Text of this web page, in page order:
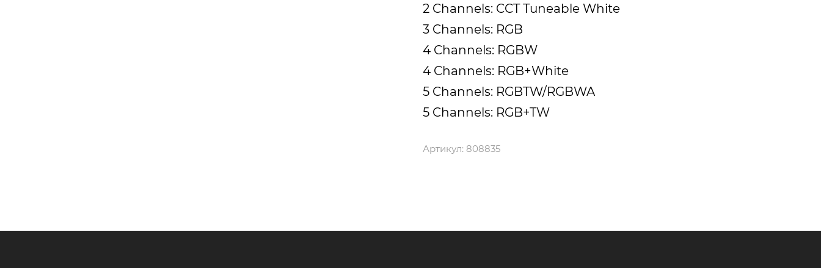
2 Channels: CCT Tuneable White
3 Channels: RGB
4 Channels: RGBW
4 Channels: RGB+White
5 Channels: RGBTW/RGBWA
5 Channels: RGB+TW
Артикул: 808835